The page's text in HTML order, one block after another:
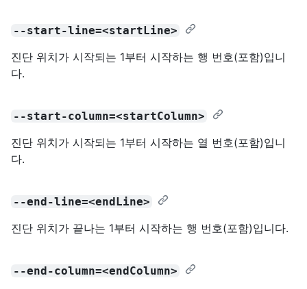
--start-line=<startLine>
진단 위치가 시작되는 1부터 시작하는 행 번호(포함)입니
다.
--start-column=<startColumn>
진단 위치가 시작되는 1부터 시작하는 열 번호(포함)입니
다.
--end-line=<endLine>
진단 위치가 끝나는 1부터 시작하는 행 번호(포함)입니다.
--end-column=<endColumn>